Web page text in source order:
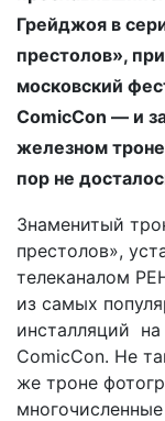
Грейджоя в
престолов»,
московский
ComicCon — и
железном
пор не
Знаменитый
престолов»,
телеканалом
из самых
инсталляций на
ComicCon. Не
же троне